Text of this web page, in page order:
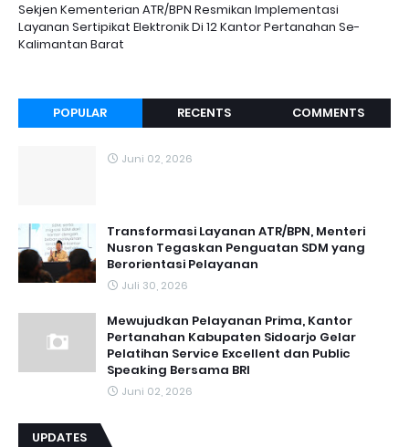
Sekjen Kementerian ATR/BPN Resmikan Implementasi
Layanan Sertipikat Elektronik Di 12 Kantor Pertanahan Se-
Kalimantan Barat
POPULAR RECENTS COMMENTS
Juni 02, 2026
Transformasi Layanan ATR/BPN, Menteri
Nusron Tegaskan Penguatan SDM yang
Berorientasi Pelayanan
Juli 30, 2026
Mewujudkan Pelayanan Prima, Kantor
Pertanahan Kabupaten Sidoarjo Gelar
Pelatihan Service Excellent dan Public
Speaking Bersama BRI
Juni 02, 2026
UPDATES